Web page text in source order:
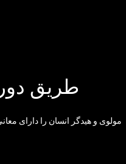
طریق
مولوی و هیدگر انسان را دارای